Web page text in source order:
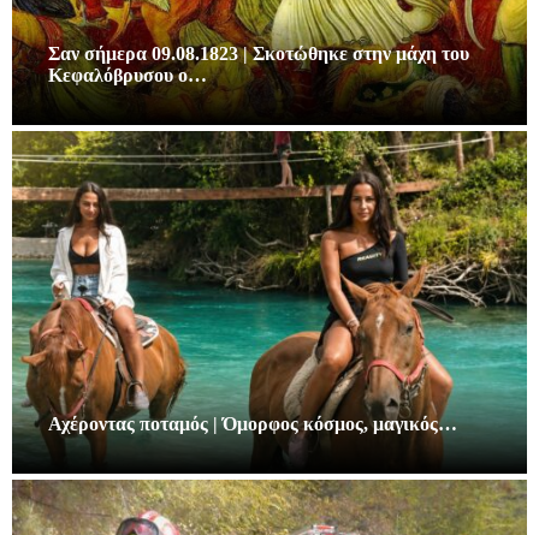
Σαν σήμερα 09.08.1823 | Σκοτώθηκε στην μάχη του
Κεφαλόβρυσου ο…
Αχέροντας ποταμός | Όμορφος κόσμος, μαγικός…